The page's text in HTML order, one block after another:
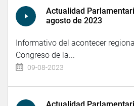
Actualidad
agosto de 2023
Informativo del acontecer
Congreso de la...
09-08-2023